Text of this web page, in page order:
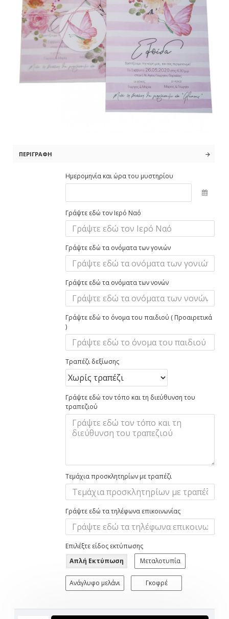
ΠΕΡΙΓΡΑΦΉ
Ημερομηνία και ώρα του μυστηρίου
Γράψτε εδώ τον Ιερό Ναό
Γράψτε εδώ τα ονόματα των γονιών
Γράψτε εδώ τα ονόματα των νονών
Γράψτε εδώ το όνομα του παιδιού ( Προαιρετικά
)
Τραπέζι δεξίωσης
Γράψτε εδώ τον τόπο και τη διεύθυνση του
τραπεζιού
Τεμάχια προσκλητηρίων με τραπέζι
Γράψτε εδώ τα τηλέφωνα επικοινωνίας
Επιλέξτε είδος εκτύπωσης
Απλή Εκτύπωση
Μεταλοτυπία
Ανάγλυφο μελάνι Γκοφρέ